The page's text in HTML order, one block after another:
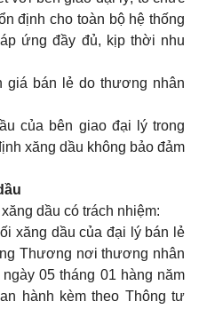
định cho toàn bộ hệ thống
ứng đầy đủ, kịp thời nhu
giá bán lẻ do thương nhân
của bên giao đại lý trong
xăng dầu không bảo đảm
dầu có trách nhiệm:
xăng dầu của đại lý bán lẻ
Thương nơi thương nhân
05 tháng 01 hàng năm
hành kèm theo Thông tư